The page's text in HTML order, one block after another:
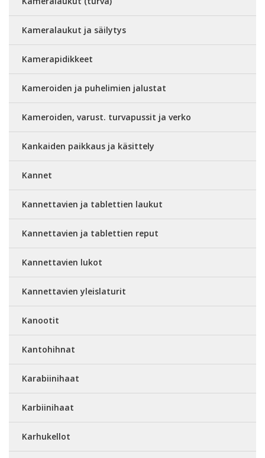
Kameralaukut ja säilytys
Kamerapidikkeet
Kameroiden ja puhelimien jalustat
Kameroiden, varust. turvapussit ja verko
Kankaiden paikkaus ja käsittely
Kannet
Kannettavien ja tablettien laukut
Kannettavien ja tablettien reput
Kannettavien lukot
Kannettavien yleislaturit
Kanootit
Kantohihnat
Karabiinihaat
Karbiinihaat
Karhukellot